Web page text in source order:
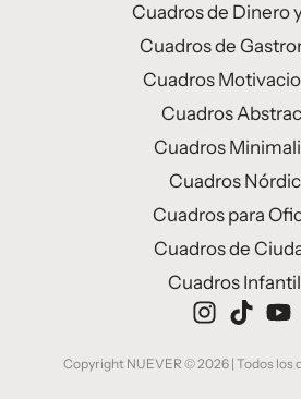
Cuadros de Dinero
Cuadros de
Cuadros
Cuadros
Cuadros
Cuadros
Cuadros para
Cuadros de
Cuadros
Copyright NUEVER © 2026 | Todos los